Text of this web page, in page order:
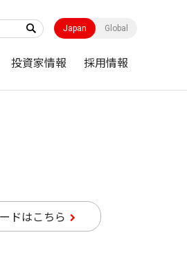
Japan Global
投資家情報 採用情報
ドはこちら